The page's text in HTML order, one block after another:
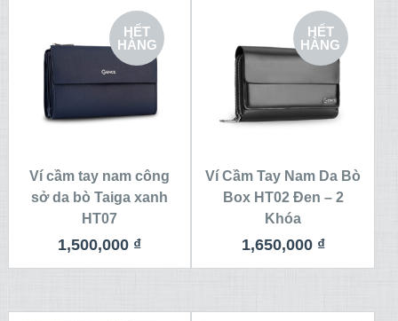
HẾT
HÀNG
Ví cầm tay nam công
sở da bò Taiga xanh
HT07
1,500,000 ₫
HẾT
HÀNG
Ví Cầm Tay Nam Da Bò
Box HT02 Đen – 2
Khóa
1,650,000 ₫